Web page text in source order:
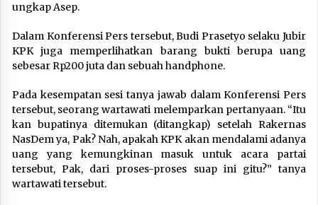
ungkap Asep.
Dalam Konferensi Pers tersebut, Budi Prasetyo selaku Jubir
KPK juga memperlihatkan barang bukti berupa uang
sebesar Rp200 juta dan sebuah handphone.
Pada kesempatan sesi tanya jawab dalam Konferensi Pers
tersebut, seorang wartawati melemparkan pertanyaan. “Itu
kan bupatinya ditemukan (ditangkap) setelah Rakernas
NasDem ya, Pak? Nah, apakah KPK akan mendalami adanya
uang yang kemungkinan masuk untuk acara partai
tersebut, Pak, dari proses-proses suap ini gitu?” tanya
wartawati tersebut.